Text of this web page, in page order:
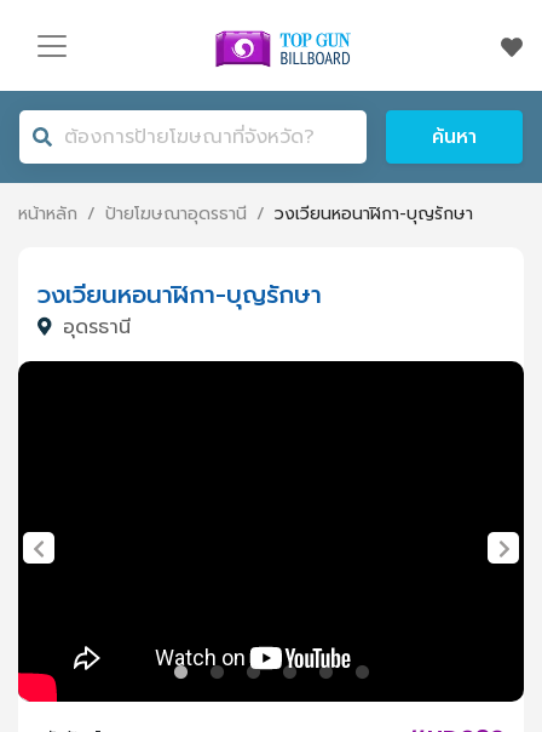
ค้นหา
หน้าหลัก / ป้ายโฆษณาอุดรธานี / วงเวียนหอนาฬิกา-บุญรักษา
วงเวียนหอนาฬิกา-บุญรักษา
อุดรธานี